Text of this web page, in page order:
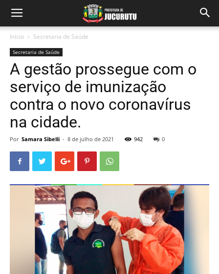
Início Secretaria de Saúde
Secretaria de Saúde
A gestão prossegue com o
serviço de imunização
contra o novo coronavírus
na cidade.
Por Samara Sibelli - 8 de julho de 2021 942 0